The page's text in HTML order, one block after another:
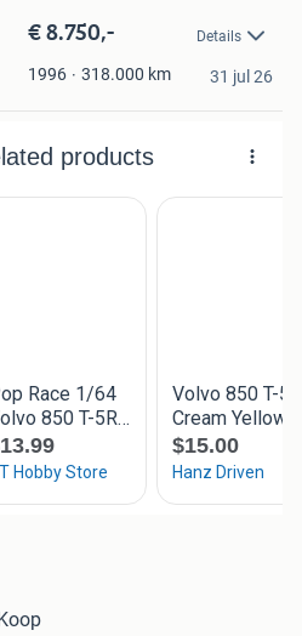
€ 8.750,- Details
1996 318.000 km 31 jul 26